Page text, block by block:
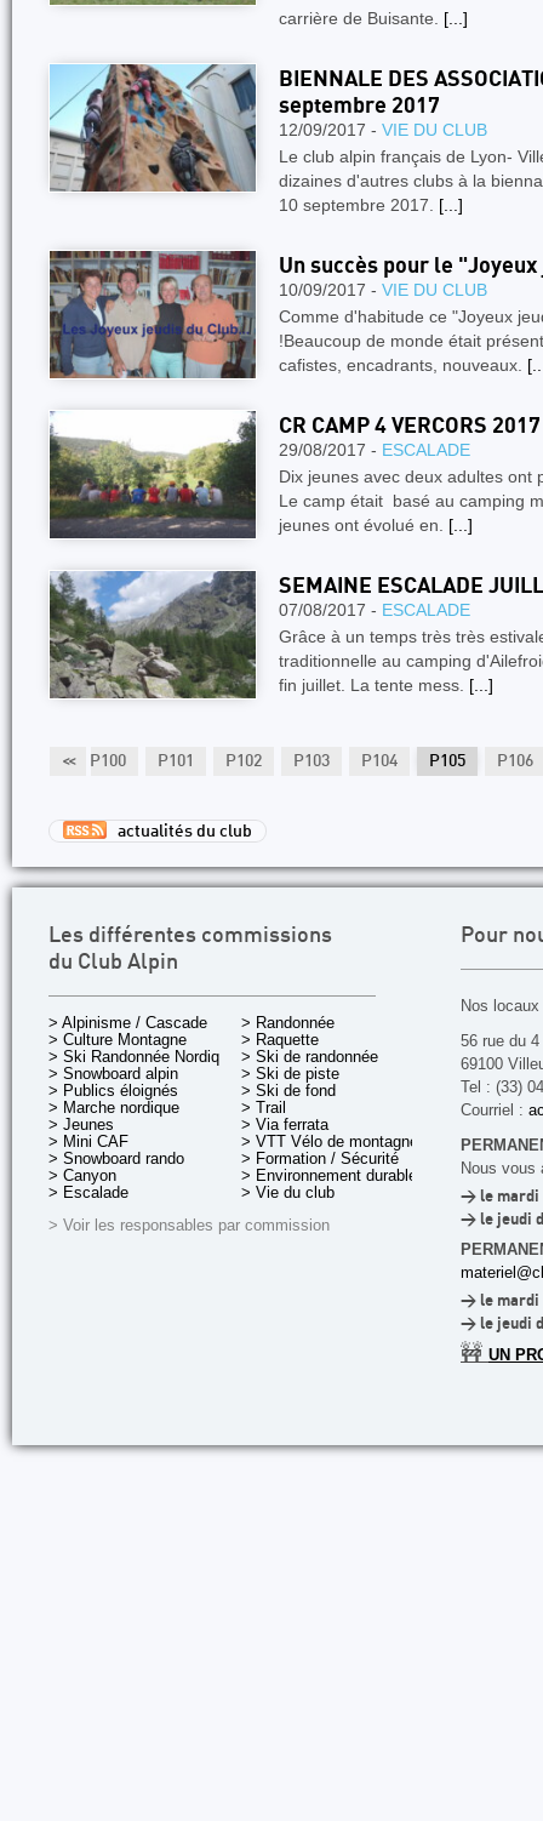
carrière de Buisante. [...]
BIENNALE DES
septembre 2017
12/09/2017 - VIE DU CLUB
Le club alpin français de Lyon-
dizaines d'autres clubs à la
10 septembre 2017. [...]
Un succès pour le
10/09/2017 - VIE DU CLUB
Comme d'habitude ce "Joyeux
!Beaucoup de monde était
cafistes, encadrants, nouveaux.
CR CAMP 4 VERCORS
29/08/2017 - ESCALADE
Dix jeunes avec deux adultes ont
Le camp était basé au camping
jeunes ont évolué en. [...]
SEMAINE ESCALADE
07/08/2017 - ESCALADE
Grâce à un temps très très
traditionnelle au camping
fin juillet. La tente mess. [...]
<< P100 P101 P102 P103 P104 P105 P106
actualités du club
Les différentes commissions
du Club Alpin
> Alpinisme / Cascade
> Culture Montagne
> Ski Randonnée Nordique
> Snowboard alpin
> Publics éloignés
> Marche nordique
> Jeunes
> Mini CAF
> Snowboard rando
> Canyon
> Escalade
> Randonnée
> Raquette
> Ski de randonnée
> Ski de piste
> Ski de fond
> Trail
> Via ferrata
> VTT Vélo de montagne
> Formation / Sécurité
> Environnement durable
> Vie du club
> Voir les responsables par commission
Pour
Nos
56 rue du
69100
Tel : (33)
Courriel :
Nous vous
> le mardi
> le jeudi
> le mardi
> le jeudi
🚧 UN